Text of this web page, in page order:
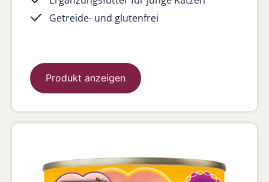
Getreide- und glutenfrei
Produkt anzeigen